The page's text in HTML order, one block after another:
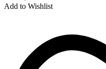
Add to Wishlist